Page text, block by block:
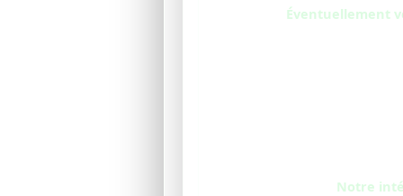
Éventuellement
Notre